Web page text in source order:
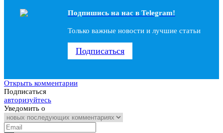
Подпишись на наc в Telegram!
Только важные новости и лучшие статьи
Подписаться
Открыть комментарии
Подписаться
авторизуйтесь
Уведомить о